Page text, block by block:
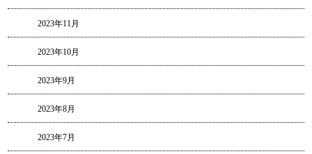
2023年11月
2023年10月
2023年9月
2023年8月
2023年7月